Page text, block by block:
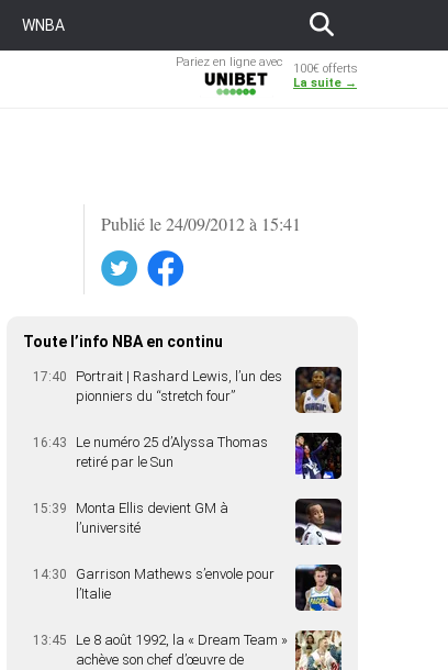
WNBA
Pariez en ligne avec
100€ offerts
La suite →
Publié le 24/09/2012 à 15:41
Facebook
Toute l’info NBA en continu
17:40
Portrait | Rashard Lewis, l’un des
pionniers du “stretch four”
16:43
Le numéro 25 d’Alyssa Thomas
retiré par le Sun
15:39
Monta Ellis devient GM à
l’université
14:30
Garrison Mathews s’envole pour
l’Italie
13:45
Le 8 août 1992, la « Dream Team »
achève son chef d’œuvre de